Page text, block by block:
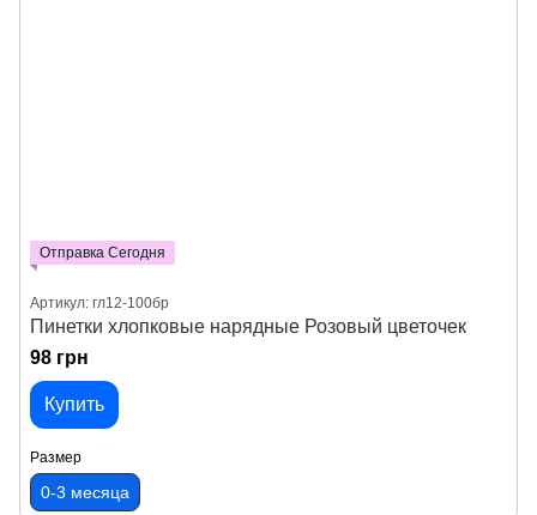
Отправка Сегодня
Артикул: гл12-100бр
Пинетки хлопковые нарядные Розовый цветочек
98 грн
Купить
Размер
0-3 месяца